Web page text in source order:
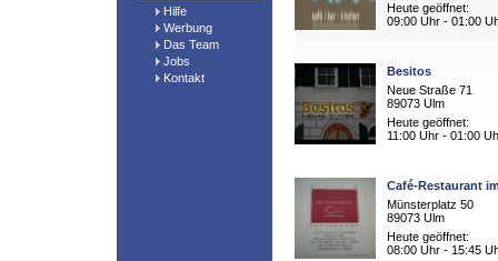
Hilfe
Werbung
Das Team
Jobs
Kontakt
Heute geöffnet:
09:00 Uhr - 01:00
Besitos
Neue Straße 71
89073 Ulm
Heute geöffnet:
11:00 Uhr - 01:00
Café-Restaurant
Münsterplatz 50
89073 Ulm
Heute geöffnet:
08:00 Uhr - 15:45